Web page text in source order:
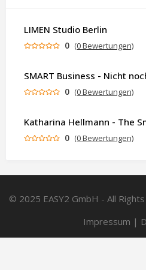
LIMEN Studio Berlin
0 (0 Bewertungen)
0 (0 Bewertungen)
0 (0 Bewertungen)
© 2025 EASY2 GmbH - All
Impressum |